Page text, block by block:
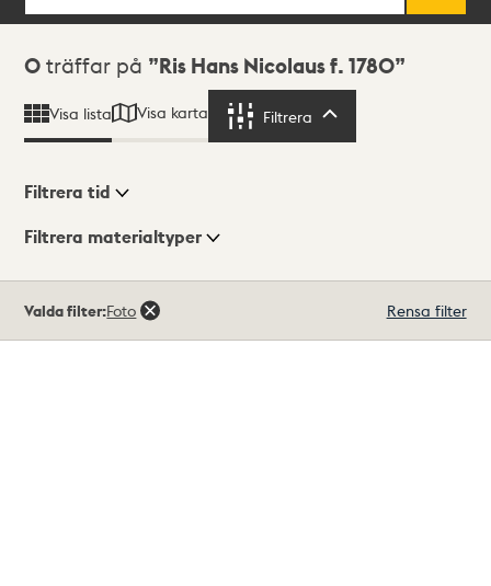
Sökresultat
0 träffar på Ris Hans Nicolaus f. 1780
Visa lista Visa karta Filtrera
Visningsläge
Filtrera tid
Filtrera materialtyper
träffar
Valda filter:Foto Rensa filter